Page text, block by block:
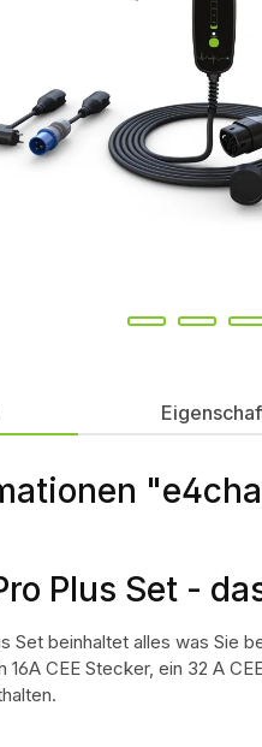
Plus Set -
Set beinhaltet alles was Sie
16A CEE Stecker, ein 32 A